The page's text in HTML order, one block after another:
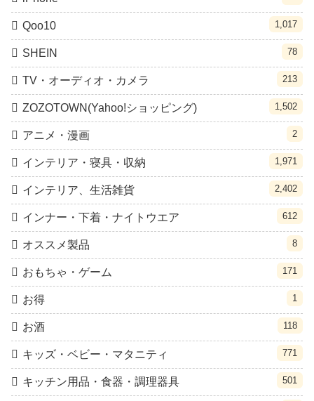
Qoo10 1,017
SHEIN 78
TV・オーディオ・カメラ 213
ZOZOTOWN(Yahoo!ショッピング) 1,502
アニメ・漫画 2
インテリア・寝具・収納 1,971
インテリア、生活雑貨 2,402
インナー・下着・ナイトウエア 612
オススメ製品 8
おもちゃ・ゲーム 171
お得 1
お酒 118
キッズ・ベビー・マタニティ 771
キッチン用品・食器・調理器具 501